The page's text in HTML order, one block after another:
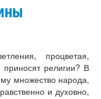
процветая,
религии? В
множество народа,
и духовно,